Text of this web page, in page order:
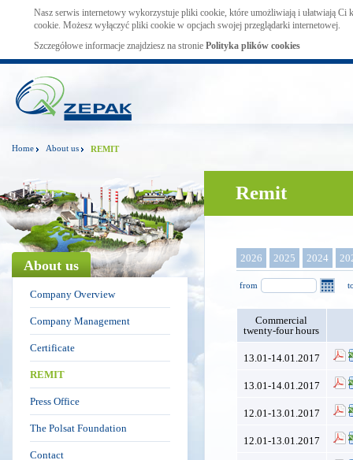
Nasz serwis internetowy wykorzystuje pliki cookie, które umożliwiają i ułatwiają Ci
cookie. Możesz wyłączyć pliki cookie w opcjach swojej przeglądarki internetowej.
Szczegółowe informacje znajdziesz na stronie Polityka plików cookies
Home About us REMIT
About us
Company Overview
Company Management
Certificate
REMIT
Press Office
The Polsat Foundation
Contact
Remit
2026 2025 2024
from
Commercial
twenty-four hours
13.01-14.01.2017
13.01-14.01.2017
12.01-13.01.2017
12.01-13.01.2017